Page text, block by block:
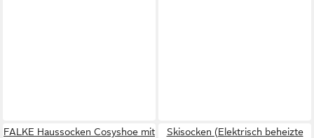
FALKE Haussocken Cosyshoe mit
Skisocken (Elektrisch beheizte